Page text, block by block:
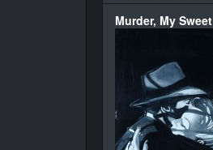
Murder, My Sweet